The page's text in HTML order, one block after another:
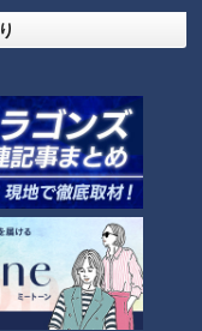
め
きる人気ベーカリー店
る「感動したパン」を